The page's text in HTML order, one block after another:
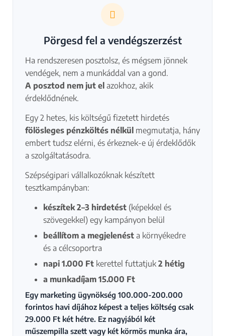
Pörgesd fel a vendégszerzést
Ha rendszeresen posztolsz, és mégsem jönnek
vendégek, nem a munkáddal van a gond.
A posztod nem jut el azokhoz, akik
érdeklődnének.
Egy 2 hetes, kis költségű fizetett hirdetés
fölösleges pénzköltés nélkül megmutatja, hány
embert tudsz elérni, és érkeznek-e új érdeklődők
a szolgáltatásodra.
Szépségipari vállalkozóknak készített
tesztkampányban:
készítek 2–3 hirdetést (képekkel és
szövegekkel) egy kampányon belül
beállítom a megjelenést a környékedre
és a célcsoportra
napi 1.000 Ft kerettel futtatjuk 2 hétig
a munkadíjam 15.000 Ft
Egy marketing ügynökség 100.000-200.000
forintos havi díjához képest a teljes költség csak
29.000 Ft két hétre. Ez nagyjából két
műszempilla szett vagy két körmös munka ára,